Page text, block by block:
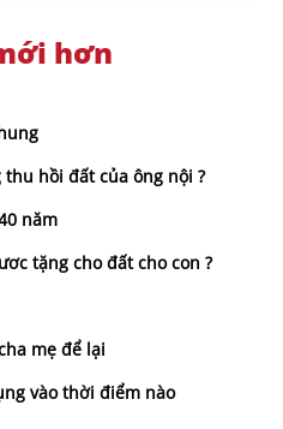
hơn
hồi đất của ông nội ?
năm
tặng cho đất cho con ?
mẹ để lại
vào thời điểm nào